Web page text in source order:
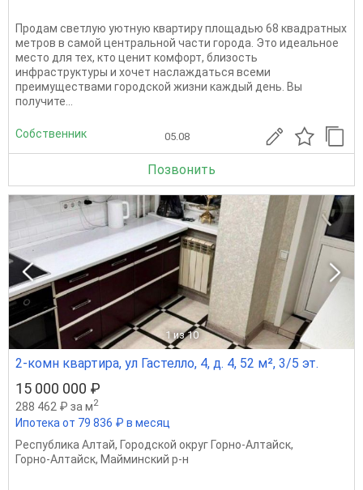
Продам светлую уютную квартиру площадью 68 квадратных
метров в самой центральной части города. Это идеальное
место для тех, кто ценит комфорт, близость
инфраструктуры и хочет наслаждаться всеми
преимуществами городской жизни каждый день. Вы
получите...
Собственник 05.08
Позвонить
1 из 10
2-комн квартира, ул Гастелло, 4, д. 4, 52 м², 3/5 эт.
15 000 000 ₽
288 462 ₽ за м2
Ипотека от 79 836 ₽ в месяц
Республика Алтай, Городской округ Горно-Алтайск,
Горно-Алтайск, Майминский р-н